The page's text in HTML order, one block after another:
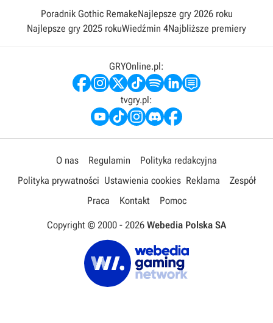
Poradnik Gothic RemakeNajlepsze gry 2026 roku
Najlepsze gry 2025 rokuWiedźmin 4Najbliższe premiery
GRYOnline.pl:
tvgry.pl:
O nas Regulamin
Polityka redakcyjna
Polityka prywatności Ustawienia cookies Reklama
Zespół
Praca
Kontakt Pomoc
Copyright © 2000 - 2026 Webedia Polska SA